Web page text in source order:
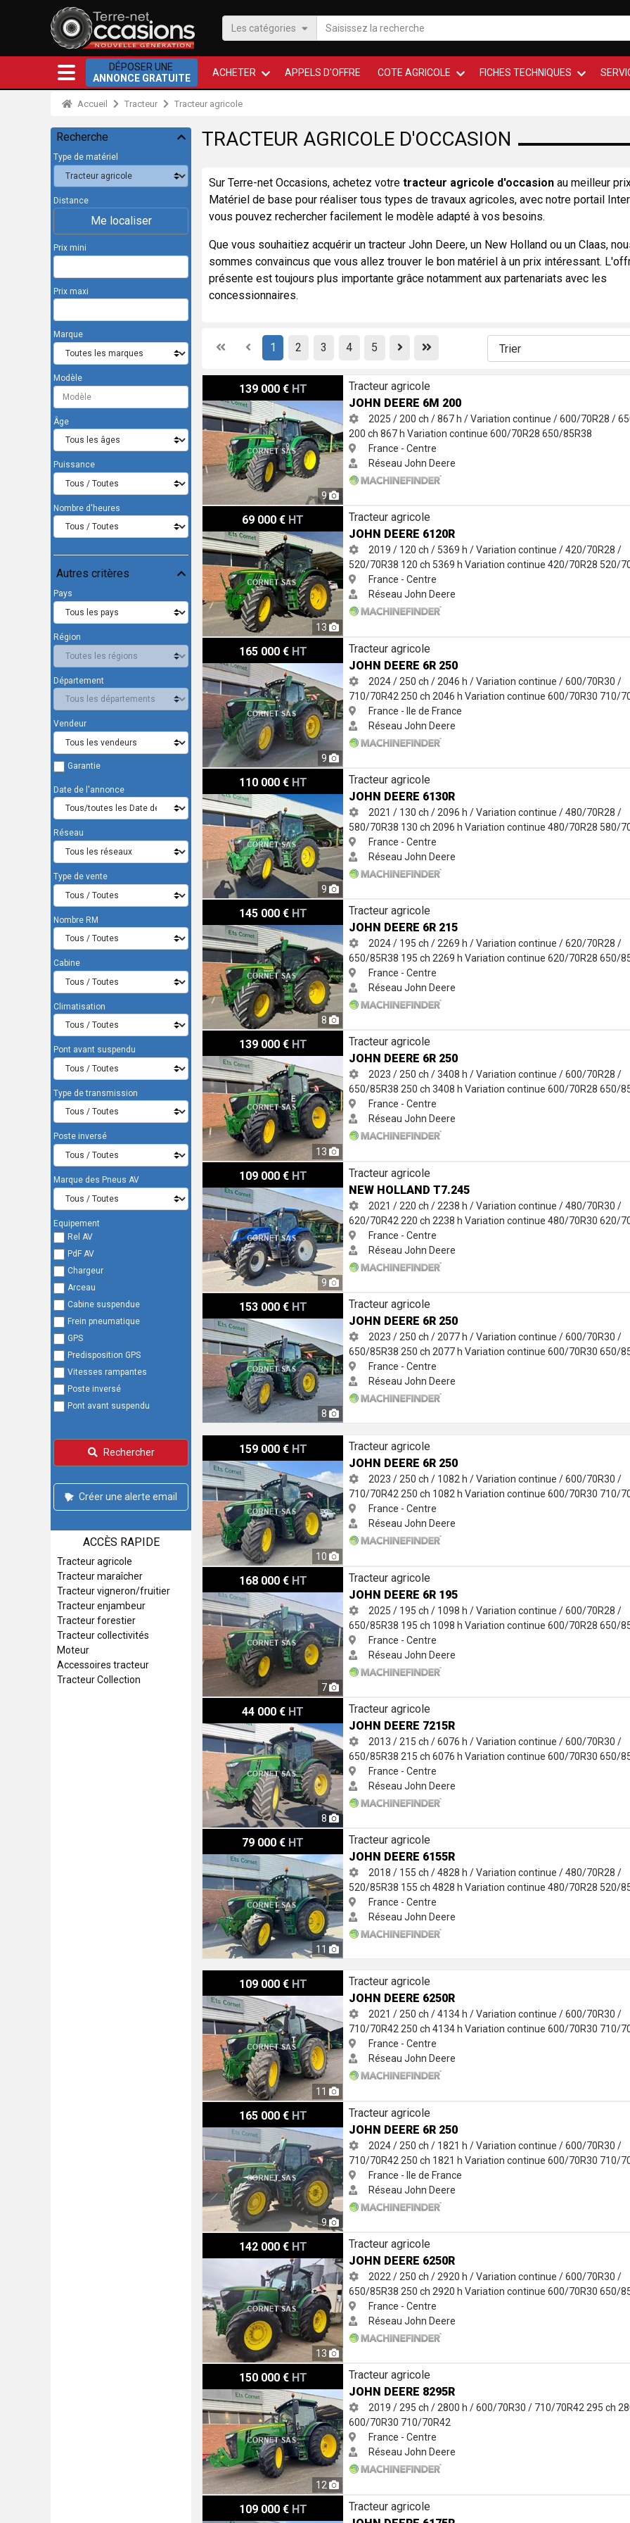
Les catégories
DÉPOSER UNE
ANNONCE GRATUITE
ACHETER APPELS D'OFFRE COTE AGRICOLE FICHES TECHNIQUES
Accueil Tracteur Tracteur agricole
Recherche
Type de matériel
Distance
Me localiser
Prix mini
Prix maxi
Marque
Modèle
Âge
Puissance
Nombre d'heures
Autres critères
Pays
Région
Département
Vendeur
Garantie
Date de l'annonce
Réseau
Type de vente
Nombre RM
Cabine
Climatisation
Pont avant suspendu
Type de transmission
Poste inversé
Marque des Pneus AV
Equipement
Rel AV
PdF AV
Chargeur
Arceau
Cabine suspendue
Frein pneumatique
GPS
Predisposition GPS
Vitesses rampantes
Poste inversé
Pont avant suspendu
Rechercher
Créer une alerte email
ACCÈS RAPIDE
Tracteur agricole
Tracteur maraîcher
Tracteur vigneron/fruitier
Tracteur enjambeur
Tracteur forestier
Tracteur collectivités
Moteur
Accessoires tracteur
Tracteur Collection
TRACTEUR AGRICOLE D'OCCASION
Sur Terre-net Occasions, achetez votre tracteur agricole d'occasion au meilleur
Matériel de base pour réaliser tous types de travaux agricoles, avec notre portail
vous pouvez rechercher facilement le modèle adapté à vos besoins.
Que vous souhaitiez acquérir un tracteur John Deere, un New Holland ou un Claas,
sommes convaincus que vous allez trouver le bon matériel à un prix intéressant.
présente est toujours plus importante grâce notamment aux partenariats avec les
concessionnaires.
FirstPrevious
1 2 3 4 5 PreviousFirst
139 000 € HT
9
John Deere 6M 200
Tracteur agricole
JOHN DEERE 6M 200
2025 / 200 ch / 867 h / Variation continue / 600/70R28 /
200 ch867 hVariation continue600/70R28650/85R38
France - Centre
Réseau John Deere
69 000 € HT
13
John Deere 6120R
Tracteur agricole
JOHN DEERE 6120R
2019 / 120 ch / 5369 h / Variation continue / 420/70R28 /
520/70R38 120 ch 5369 hVariation continue420/70R28 520/
France - Centre
Réseau John Deere
165 000 € HT
9
John Deere 6R 250
Tracteur agricole
JOHN DEERE 6R 250
2024 / 250 ch / 2046 h / Variation continue / 600/70R30 /
710/70R42 250 ch 2046 hVariation continue600/70R30 710/
France - Ile de France
Réseau John Deere
110 000 € HT
9
John Deere 6130R
Tracteur agricole
JOHN DEERE 6130R
2021 / 130 ch / 2096 h / Variation continue / 480/70R28 /
580/70R38 130 ch 2096 hVariation continue480/70R28 580/
France - Centre
Réseau John Deere
145 000 € HT
8
John Deere 6R 215
Tracteur agricole
JOHN DEERE 6R 215
2024 / 195 ch / 2269 h / Variation continue / 620/70R28 /
650/85R38 195 ch 2269 hVariation continue620/70R28650/
France - Centre
Réseau John Deere
139 000 € HT
13
John Deere 6R 250
Tracteur agricole
JOHN DEERE 6R 250
2023 / 250 ch / 3408 h / Variation continue / 600/70R28 /
650/85R38250 ch3408 hVariation continue600/70R28650/
France - Centre
Réseau John Deere
109 000 € HT
9
New Holland T7.245
Tracteur agricole
NEW HOLLAND T7.245
2021 / 220 ch / 2238 h / Variation continue / 480/70R30 /
620/70R42 220 ch 2238 hVariation continue480/70R30620/
France - Centre
Réseau John Deere
153 000 € HT
8
John Deere 6R 250
Tracteur agricole
JOHN DEERE 6R 250
2023 / 250 ch / 2077 h / Variation continue / 600/70R30 /
650/85R38 250 ch 2077 hVariation continue600/70R30650/
France - Centre
Réseau John Deere
159 000 € HT
10
John Deere 6R 250
Tracteur agricole
JOHN DEERE 6R 250
2023 / 250 ch / 1082 h / Variation continue / 600/70R30 /
710/70R42250 ch 1082 hVariation continue600/70R30 710/
France - Centre
Réseau John Deere
168 000 € HT
7
John Deere 6R 195
Tracteur agricole
JOHN DEERE 6R 195
2025 / 195 ch / 1098 h / Variation continue / 600/70R28 /
650/85R38 195 ch 1098 hVariation continue600/70R28650/
France - Centre
Réseau John Deere
44 000 € HT
8
John Deere 7215R
Tracteur agricole
JOHN DEERE 7215R
2013 / 215 ch / 6076 h / Variation continue / 600/70R30 /
650/85R38 215 ch6076 hVariation continue600/70R30650/
France - Centre
Réseau John Deere
79 000 € HT
11
John Deere 6155R
Tracteur agricole
JOHN DEERE 6155R
2018 / 155 ch / 4828 h / Variation continue / 480/70R28 /
520/85R38 155 ch4828 hVariation continue480/70R28 520/
France - Centre
Réseau John Deere
109 000 € HT
11
John Deere 6250R
Tracteur agricole
JOHN DEERE 6250R
2021 / 250 ch / 4134 h / Variation continue / 600/70R30 /
710/70R42250 ch4134 hVariation continue600/70R30 710/
France - Centre
Réseau John Deere
165 000 € HT
9
John Deere 6R 250
Tracteur agricole
JOHN DEERE 6R 250
2024 / 250 ch / 1821 h / Variation continue / 600/70R30 /
710/70R42 250 ch 1821 hVariation continue600/70R30 710/
France - Ile de France
Réseau John Deere
142 000 € HT
13
John Deere 6250R
Tracteur agricole
JOHN DEERE 6250R
2022 / 250 ch / 2920 h / Variation continue / 600/70R30 /
650/85R38 250 ch 2920 hVariation continue600/70R30650/
France - Centre
Réseau John Deere
150 000 € HT
12
John Deere 8295R
Tracteur agricole
JOHN DEERE 8295R
2019 / 295 ch / 2800 h / 600/70R30 / 710/70R42295 ch
600/70R30 710/70R42
France - Centre
Réseau John Deere
109 000 € HT
John Deere 6175R
Tracteur agricole